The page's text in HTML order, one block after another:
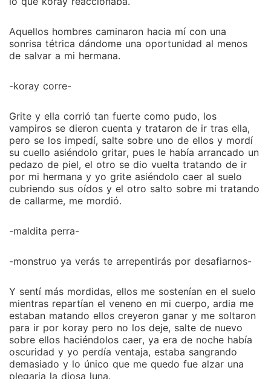
Aquellos hombres caminaron hacia mí con una
sonrisa tétrica dándome una oportunidad al menos
de salvar a mi hermana.
-koray corre-
Grite y ella corrió tan fuerte como pudo, los
vampiros se dieron cuenta y trataron de ir tras ella,
pero se los impedí, salte sobre uno de ellos y mordí
su cuello asiéndolo gritar, pues le había arrancado un
pedazo de piel, el otro se dio vuelta tratando de ir
por mi hermana y yo grite asiéndolo caer al suelo
cubriendo sus oídos y el otro salto sobre mi tratando
de callarme, me mordió.
-maldita perra-
-monstruo ya verás te arrepentirás por desafiarnos-
Y sentí más mordidas, ellos me sostenían en el suelo
mientras repartían el veneno en mi cuerpo, ardia me
estaban matando ellos creyeron ganar y me soltaron
para ir por koray pero no los deje, salte de nuevo
sobre ellos haciéndolos caer, ya era de noche había
oscuridad y yo perdía ventaja, estaba sangrando
demasiado y lo único que me quedo fue alzar una
plegaria la diosa luna.